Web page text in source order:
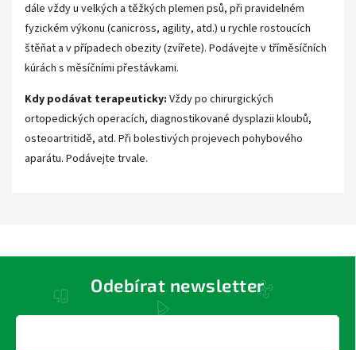
dále vždy u velkých a těžkých plemen psů, při pravidelném
fyzickém výkonu (canicross, agility, atd.) u rychle rostoucích
štěňat a v případech obezity (zvířete). Podávejte v tříměsíčních
kúrách s měsíčními přestávkami.
Kdy podávat terapeuticky: Vždy po chirurgických
ortopedických operacích, diagnostikované dysplazii kloubů,
osteoartritidě, atd. Při bolestivých projevech pohybového
aparátu. Podávejte trvale.
Odebírat newsletter